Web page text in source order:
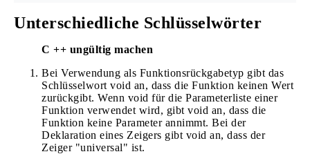
Unterschiedliche Schlüsselwörter
C ++ ungültig machen
Bei Verwendung als Funktionsrückgabetyp gibt das
Schlüsselwort void an, dass die Funktion keinen Wert
zurückgibt. Wenn void für die Parameterliste einer
Funktion verwendet wird, gibt void an, dass die
Funktion keine Parameter annimmt. Bei der
Deklaration eines Zeigers gibt void an, dass der
Zeiger "universal" ist.